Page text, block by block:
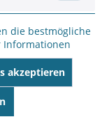
finden Sie
mehr
die bestmögliche
Informationen
akzeptieren